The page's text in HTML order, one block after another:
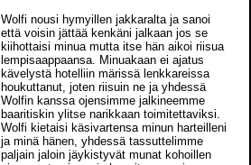
Wolfi nousi hymyillen jakkaralta ja sanoi
että voisin jättää kenkäni jalkaan jos se
kiihottaisi minua mutta itse hän aikoi riisua
lempisaappaansa. Minuakaan ei ajatus
kävelystä hotelliin märissä lenkkareissa
houkuttanut, joten riisuin ne ja yhdessä
Wolfin kanssa ojensimme jalkineemme
baaritiskin ylitse narikkaan toimitettaviksi.
Wolfi kietaisi käsivartensa minun harteilleni
ja minä hänen, yhdessä tassuttelimme
paljain jaloin jäykistyvät munat kohoillen